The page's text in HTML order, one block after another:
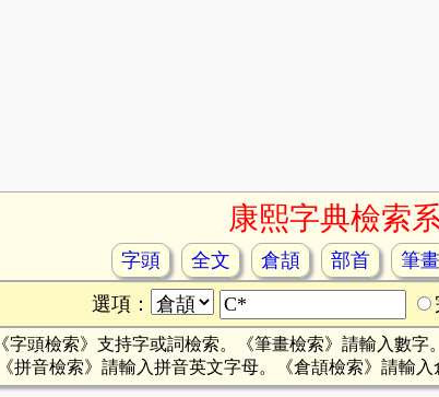
康熙字典檢索
字頭 全文 倉頡 部首 筆畫
選項：
《字頭檢索》支持字或詞檢索。《筆畫檢索》請輸入數字
《拼音檢索》請輸入拼音英文字母。《倉頡檢索》請輸